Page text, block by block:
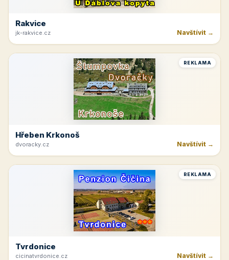
Rakvice
jk-rakvice.cz Navštívit →
REKLAMA
Hřeben Krkonoš
dvoracky.cz Navštívit →
REKLAMA
Tvrdonice
cicinatvrdonice.cz Navštívit →